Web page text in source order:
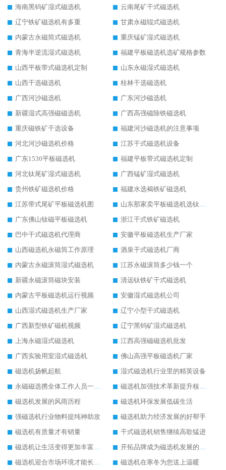
海南黑钨矿湿式磁选机
云南尾矿干式磁选机
辽宁铁矿磁选机有多重
甘肃永磁辊式磁选机
内蒙古永磁筒式磁选机
重庆锰矿湿式磁选机
青海半逆流湿式磁选机
福建平板磁选机选矿规格参数
山西平板带式磁选机定制
山东永磁湿式磁选机
山西干选磁选机
桂林干选磁选机
广西河沙磁选机
广东河沙磁选机
新疆湿式高强磁磁选机
广西高强磁除铁磁选机
重庆磁铁矿干选设备
福建河沙磁选机的注意事项
河北河沙磁选机价格
江苏干式磁选机设备
广东1530平板磁选机
福建平板带式磁选机定制
河北钛尾矿湿式磁选机
广西锰矿湿式磁选机
贵州铁矿磁选机价格
福建水选褐铁矿磁选机
江苏带式尾矿平板磁选机图
山东那家卖平板磁选机选钛矿用
广东佛山钕磁平板磁选机
浙江干式铁矿磁选机
巴中干式磁选机代理商
安徽平板磁选机生产厂家
山西磁选机永磁筒工作原理
酒泉干式磁选机厂商
内蒙古永磁滚筒湿式磁选机
江苏永磁滚筒多少钱一个
新疆永磁滚筒磁块安装
清远钛铁矿干式磁选机
内蒙古平板磁选机运行视频
安徽湿式磁选机公司
山西湿式磁选机生产厂家
辽宁小型干式磁选机
广西新型铁矿磁机视频
辽宁黑钨矿湿式磁选机
上海永磁湿式磁选机
江西高强磁磁选机批发
广西实验用室湿式磁选机
佛山高强平板磁选机厂家
磁选机扬帆起航
湿式磁选机行业里的精英设备
永磁磁选携全体工作人员一起闯
磁选机加强技术革新提升核心竞争力
磁选机发展的风雨历程
磁选机环保发展低碳生活
强磁选机行业物料提纯神助攻
磁选机助力经济发展的好帮手
磁选机有质量才有销量
干式磁选机销售继续高歌猛进
磁选机让生活变得更加丰富多彩
开拓品牌成为磁选机发展的有效武器
磁选机迎合市场环境才能长远发展
磁选机在寒冬为您送上温暖